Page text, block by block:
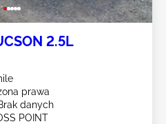
2.5L
prawa
danych
POINT